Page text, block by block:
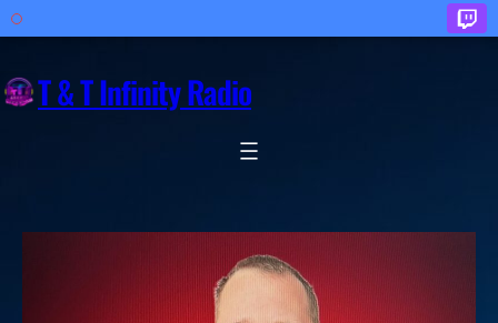
Inhalt
springenT & T Infinity Radio